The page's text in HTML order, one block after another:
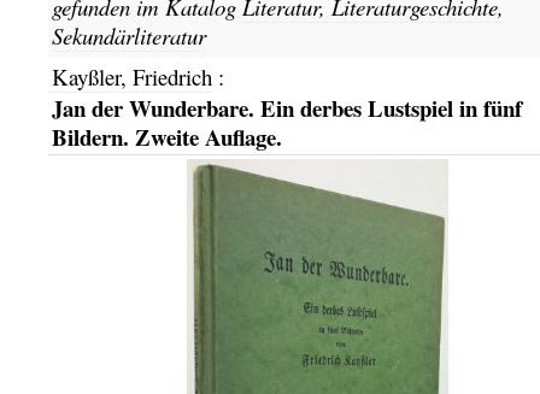
gefunden im Katalog Literatur, Literaturgeschichte,
Sekundärliteratur
Kayßler, Friedrich :
Jan der Wunderbare. Ein derbes Lustspiel in fünf
Bildern. Zweite Auflage.